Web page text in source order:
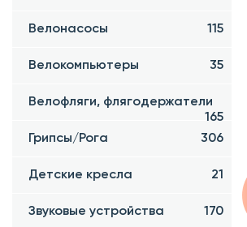
Велонасосы 115
Велокомпьютеры 35
Велофляги, флягодержатели
165
Грипсы/Рога
306
Детские кресла 21
Звуковые устройства 170